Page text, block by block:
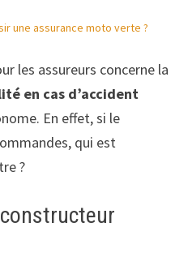
une assurance moto verte ?
les assureurs concerne la
en cas d’accident
En effet, si le
qui est
?